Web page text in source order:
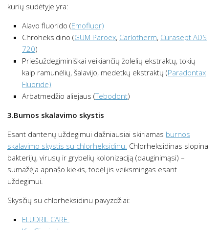
kurių sudėtyje yra:
Alavo fluorido (Emofluor)
Chroheksidino (GUM Paroex, Carlotherm, Curasept ADS
720)
Priešuždegiminiškai veikiančių žolelių ekstraktų, tokių
kaip ramunėlių, šalavijo, medetkų ekstraktų (Paradontax
Fluoride)
Arbatmedžio aliejaus (Tebodont)
3.Burnos skalavimo skystis
Esant dantenų uždegimui dažniausiai skiriamas burnos
skalavimo skystis su chlorheksidinu. Chlorheksidinas slopina
bakterijų, virusų ir grybelių kolonizaciją (dauginimąsi) –
sumažėja apnašo kiekis, todėl jis veiksmingas esant
uždegimui.
Skysčių su chlorheksidinu pavyzdžiai:
ELUDRIL CARE